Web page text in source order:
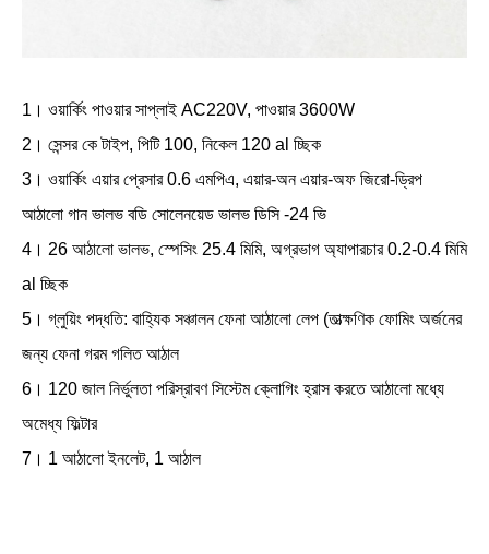
1। ওয়ার্কিং পাওয়ার সাপ্লাই AC220V, পাওয়ার 3600W
2। সেন্সর কে টাইপ, পিটি 100, নিকেল 120 ​​al চ্ছিক
3। ওয়ার্কিং এয়ার প্রেসার 0.6 এমপিএ, এয়ার-অন এয়ার-অফ জিরো-ড্রিপ
আঠালো গান ভালভ বডি সোলেনয়েড ভালভ ডিসি -24 ভি
4। 26 আঠালো ভালভ, স্পেসিং 25.4 মিমি, অগ্রভাগ অ্যাপারচার 0.2-0.4 মিমি
al চ্ছিক
5। গ্লুয়িং পদ্ধতি: বাহ্যিক সঞ্চালন ফেনা আঠালো লেপ (তাত্ক্ষণিক ফোমিং অর্জনের
জন্য ফেনা গরম গলিত আঠাল
6। 120 জাল নির্ভুলতা পরিস্রাবণ সিস্টেম ক্লোগিং হ্রাস করতে আঠালো মধ্যে
অমেধ্য ফিল্টার
7। 1 আঠালো ইনলেট, 1 আঠাল